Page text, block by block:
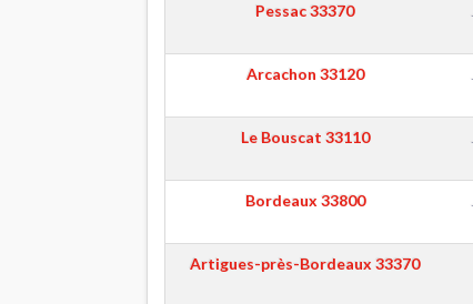
Pessac33370
Arcachon 33120
Le Bouscat 33110
Bordeaux 33800
Artigues-près-Bordeaux 33370